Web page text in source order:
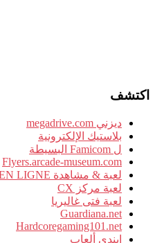
اكتشف
ديزني megadrive.com
بلاستيك الإلكترونية
ل Famicom البسيطة
Flyers.arcade-museum.com
لعبة & مشاهدة EN LIGNE
لعبة مركز CX
لعبة فتى غاليريا
Guardiana.net
Hardcoregaming101.net
إيندي ألعاب